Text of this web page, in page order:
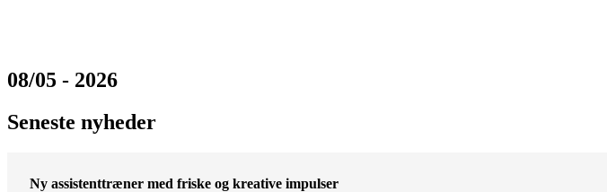
08/05 - 2026
Seneste nyheder
Ny assistenttræner med friske og kreative impulser